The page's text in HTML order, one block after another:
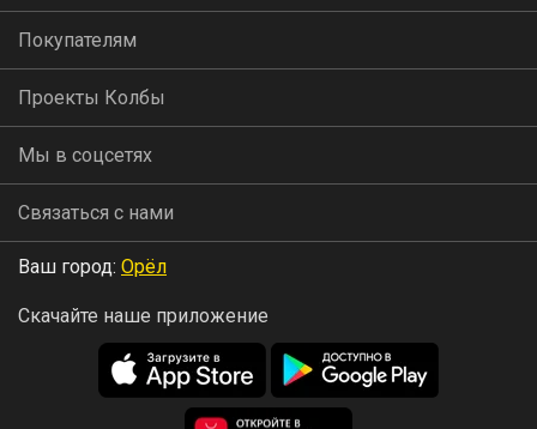
Покупателям
Проекты Колбы
Мы в соцсетях
Связаться с нами
Ваш город: Орёл
Скачайте наше приложение